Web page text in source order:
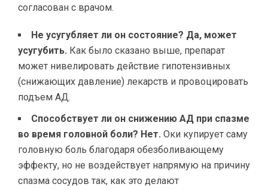
согласован с врачом.
Не усугубляет ли он состояние? Да, может
усугубить. Как было сказано выше, препарат
может нивелировать действие гипотензивных
(снижающих давление) лекарств и провоцировать
подъем АД.
Способствует ли он снижению АД при спазме
во время головной боли? Нет. Оки купирует саму
головную боль благодаря обезболивающему
эффекту, но не воздействует напрямую на причину
спазма сосудов так, как это делают